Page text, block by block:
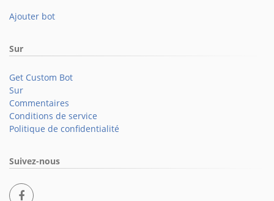
Ajouter bot
Sur
Get Custom Bot
Sur
Commentaires
Conditions de service
Politique de confidentialité
Suivez-nous